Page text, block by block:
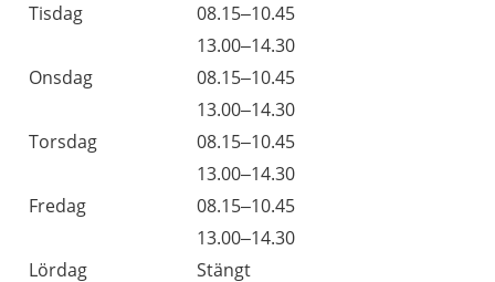
Tisdag
08.15–10.45
13.00–14.30
Onsdag
08.15–10.45
13.00–14.30
Torsdag
08.15–10.45
13.00–14.30
Fredag
08.15–10.45
13.00–14.30
Lördag
Stängt